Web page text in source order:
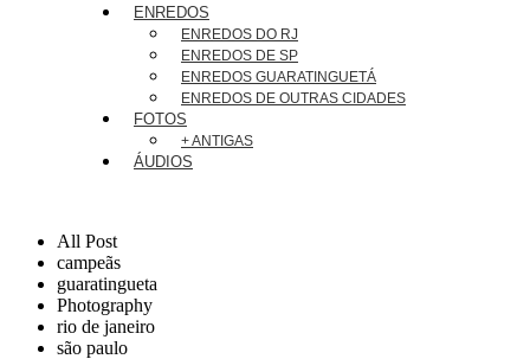
ENREDOS
ENREDOS DO RJ
ENREDOS DE SP
ENREDOS GUARATINGUETÁ
ENREDOS DE OUTRAS CIDADES
FOTOS
+ ANTIGAS
ÁUDIOS
All Post
campeãs
guaratingueta
Photography
rio de janeiro
são paulo